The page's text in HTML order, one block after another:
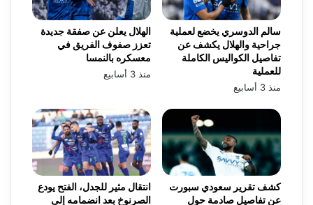
الهلال يعلن عن صفقة جديدة
تعزز صفوف الفريق في
معسكره بالنمسا
منذ 3 أسابيع
سالم الدوسري يخضع لعملية
جراحية والهلال يكشف عن
تفاصيل الكواليس الكاملة
للعملية
منذ 3 أسابيع
انتقال مثير للجدل، الفتح يودع
الصرنوخ بعد انضمامه إلى
كشف تقرير سعودي سبورت
عن تفاصيل صادمة حول